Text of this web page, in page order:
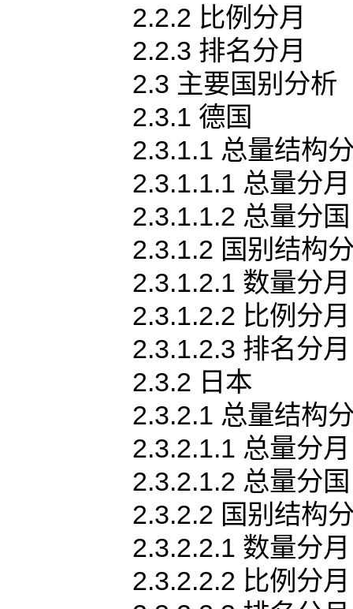
2.2.2 比例分月
2.2.3 排名分月
2.3 主要国别分析
2.3.1 德国
2.3.1.1 总量结构
2.3.1.1.1 总量分月
2.3.1.1.2 总量分国
2.3.1.2 国别结构
2.3.1.2.1 数量分月
2.3.1.2.2 比例分月
2.3.1.2.3 排名分月
2.3.2 日本
2.3.2.1 总量结构
2.3.2.1.1 总量分月
2.3.2.1.2 总量分国
2.3.2.2 国别结构
2.3.2.2.1 数量分月
2.3.2.2.2 比例分月